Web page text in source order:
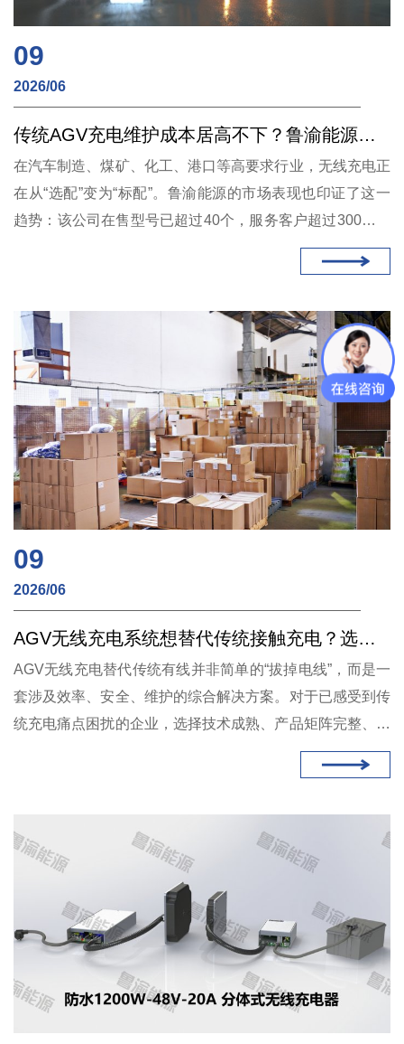
09
2026/06
传统AGV充电维护成本居高不下？鲁渝能源大功率无线快充方案给出另一种答案
在汽车制造、煤矿、化工、港口等高要求行业，无线充电正
在从“选配”变为“标配”。鲁渝能源的市场表现也印证了这一
趋势：该公司在售型号已超过40个，服务客户超过300家，
烟台工厂年产能达2万套，并通过ISO9001及ISO14001体系
09
2026/06
AGV无线充电系统想替代传统接触充电？选对方案，维护成本直降80%
AGV无线充电替代传统有线并非简单的“拔掉电线”，而是一
套涉及效率、安全、维护的综合解决方案。对于已感受到传
统充电痛点困扰的企业，选择技术成熟、产品矩阵完整、客
户案例丰富的供应商，是实现降本增效的关键。